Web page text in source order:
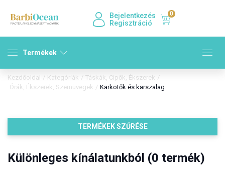
Bejelentkezés
Regisztráció
0
Termékek
Kezdőoldal / Kategóriák / Táskák, Cipők, Ékszerek /
Órák, Ékszerek, Szemüvegek / Karkötők és karszalag
TERMÉKEK SZŰRÉSE
Különleges kínálatunkból (0 termék)